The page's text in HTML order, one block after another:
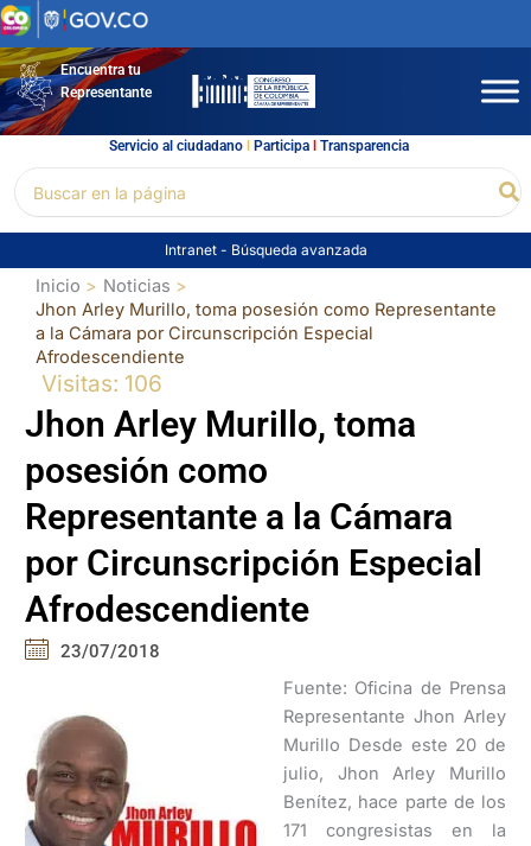
Ir
al
contenidoEncuentra tu
Representante
Servicio al ciudadano l Participal Transparencia
por:
Intranet - Búsqueda avanzada
Inicio
Noticias
Jhon Arley Murillo, toma posesión como Representante
a la Cámara por Circunscripción Especial
Afrodescendiente
Visitas: 106
Jhon Arley Murillo, toma
posesión como
Representante a la Cámara
por Circunscripción Especial
Afrodescendiente
23/07/2018
Fuente: Oficina de Prensa
Representante Jhon Arley
Murillo Desde este 20 de
julio, Jhon Arley Murillo
Benítez, hace parte de los
171 congresistas en la